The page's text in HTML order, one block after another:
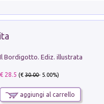
Il Bordigotto. Ediz. illustrata
€ 28.5 (€30.00- 5.00%)
aggiungi al carrello